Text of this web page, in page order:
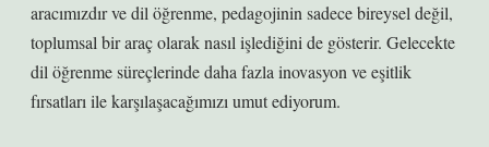
aracımızdır ve dil öğrenme, pedagojinin sadece bireysel değil,
toplumsal bir araç olarak nasıl işlediğini de gösterir. Gelecekte
dil öğrenme süreçlerinde daha fazla inovasyon ve eşitlik
fırsatları ile karşılaşacağımızı umut ediyorum.